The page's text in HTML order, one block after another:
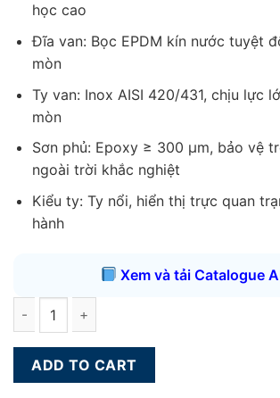
học cao
Đĩa van: Bọc EPDM kín nước tuyệt
mòn
Ty van: Inox AISI 420/431, chịu lực
mòn
Sơn phủ: Epoxy ≥ 300 µm, bảo vệ
ngoài trời khắc nghiệt
Kiểu ty: Ty nổi, hiển thị trực quan
hành
Xem và tải Catalogue
ADD TO CART